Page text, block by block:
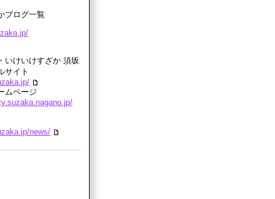
ブログ一覧
いけいけすざか 須坂
サイト
ムページ
news/